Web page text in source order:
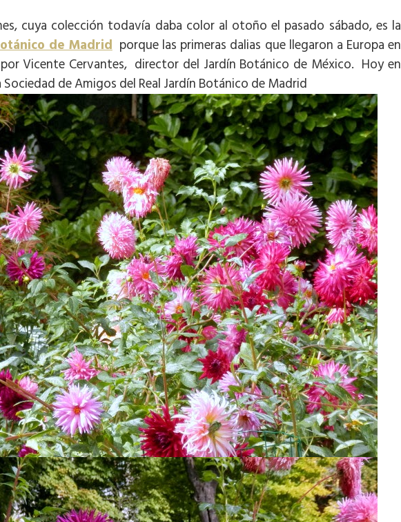
cuya colección todavía daba color al otoño el pasado sábado, es la
de Madridporque las primeras dalias que llegaron a Europa en
Vicente Cervantes, director del Jardín Botánico de México. Hoy en
Sociedad de Amigos del Real Jardín Botánico de Madrid